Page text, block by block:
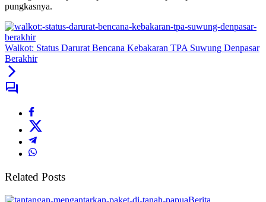
pungkasnya.
Walkot: Status Darurat Bencana Kebakaran TPA Suwung Denpasar
Berakhir
Related Posts
Berita